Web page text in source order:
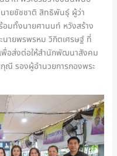
ายชัชชาติ สิทธิพันธุ์ ผู้ว่า
อมทั้งนายศานนท์ หวังสร้าง
นายพรพรหม วิกิตเศรษฐ์ ที่
พื่อส่งต่อให้สำนักพัฒนาสังคม
ณี รองผู้อำนวยการกองพระ